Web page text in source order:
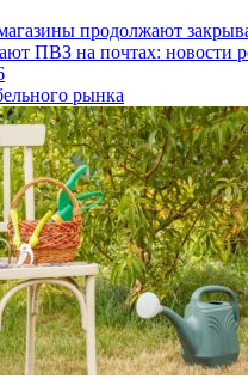
продолжают
ПВЗ на почтах: новости
рынка